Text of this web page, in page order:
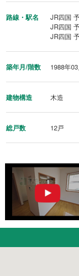
路線・駅名
JR四国
JR四国
JR四国
築年月/階数 1988年
建物構造 木造
総戸数 12戸